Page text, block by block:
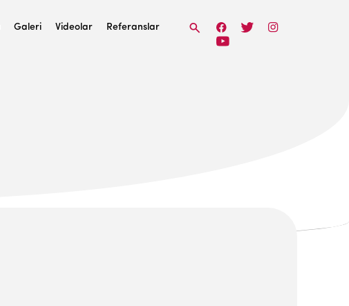
Galeri Videolar
Referanslar